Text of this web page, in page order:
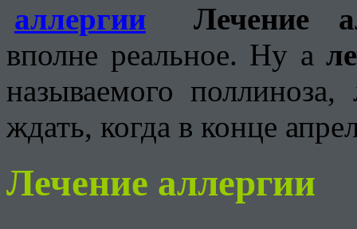
Лечение
вполне реальное. Ну а
называемого
ждать, когда в конце
Лечение аллергии